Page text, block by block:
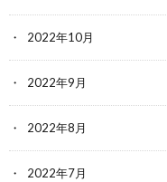
2022年10月
2022年9月
2022年8月
2022年7月